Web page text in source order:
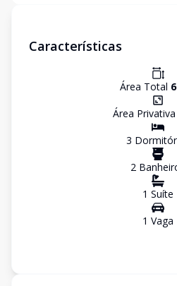
Características
Área Total
Área Privativa
3
2
1 Suíte
1 Vaga